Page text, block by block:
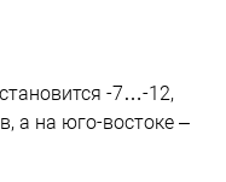
-7…-12,
а на юго-востоке –